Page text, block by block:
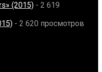
(2015) - 2 619
- 2 620 просмотров